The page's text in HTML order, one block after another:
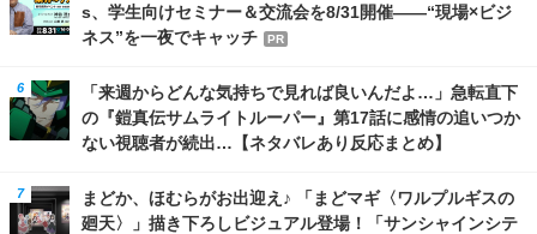
s、学生向けセミナー＆交流会を8/31開催――“現場×ビジ
ネス”を一夜でキャッチ
PR
「来週からどんな気持ちで見れば良いんだよ…」急転直下
の『鎧真伝サムライトルーパー』第17話に感情の追いつか
ない視聴者が続出…【ネタバレあり反応まとめ】
まどか、ほむらがお出迎え♪ 「まどマギ〈ワルプルギスの
廻天〉」描き下ろしビジュアル登場！「サンシャインシテ